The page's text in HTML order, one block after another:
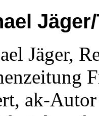
Jäger,
ak-